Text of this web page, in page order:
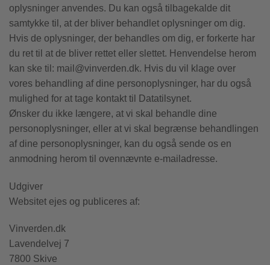
oplysninger anvendes. Du kan også tilbagekalde dit
samtykke til, at der bliver behandlet oplysninger om dig.
Hvis de oplysninger, der behandles om dig, er forkerte har
du ret til at de bliver rettet eller slettet. Henvendelse herom
kan ske til: mail@vinverden.dk. Hvis du vil klage over
vores behandling af dine personoplysninger, har du også
mulighed for at tage kontakt til Datatilsynet.
Ønsker du ikke længere, at vi skal behandle dine
personoplysninger, eller at vi skal begrænse behandlingen
af dine personoplysninger, kan du også sende os en
anmodning herom til ovennævnte e-mailadresse.
Udgiver
Websitet ejes og publiceres af:
Vinverden.dk
Lavendelvej 7
7800 Skive